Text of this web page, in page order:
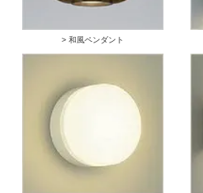
> 和風ペンダント